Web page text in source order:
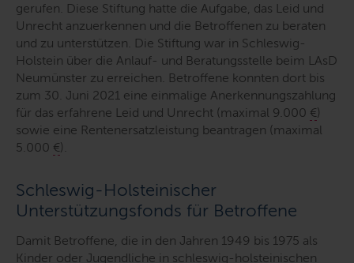
gerufen. Diese Stiftung hatte die Aufgabe, das Leid und
Unrecht anzuerkennen und die Betroffenen zu beraten
und zu unterstützen. Die Stiftung war in Schleswig-
Holstein über die Anlauf- und Beratungsstelle beim LAsD
Neumünster zu erreichen. Betroffene konnten dort bis
zum 30. Juni 2021 eine einmalige Anerkennungszahlung
für das erfahrene Leid und Unrecht (maximal 9.000 €)
sowie eine Rentenersatzleistung beantragen (maximal
5.000 €).
Schleswig-Holsteinischer
Unterstützungsfonds für Betroffene
Damit Betroffene, die in den Jahren 1949 bis 1975 als
Kinder oder Jugendliche in schleswig-holsteinischen